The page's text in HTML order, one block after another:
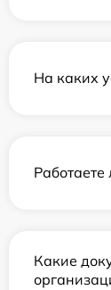
На каких
Какие